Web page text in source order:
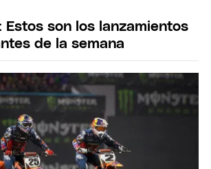
Estos son los lanzamientos
de la semana